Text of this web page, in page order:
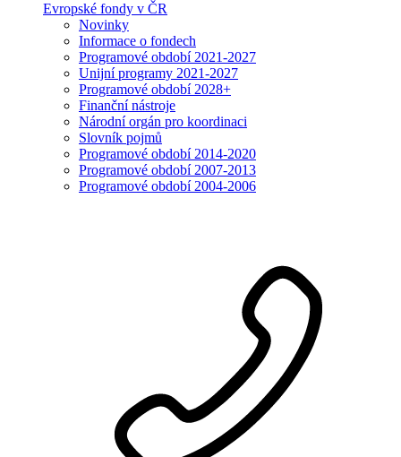
Evropské fondy v ČR
Novinky
Informace o fondech
Programové období 2021-2027
Unijní programy 2021-2027
Programové období 2028+
Finanční nástroje
Národní orgán pro koordinaci
Slovník pojmů
Programové období 2014-2020
Programové období 2007-2013
Programové období 2004-2006